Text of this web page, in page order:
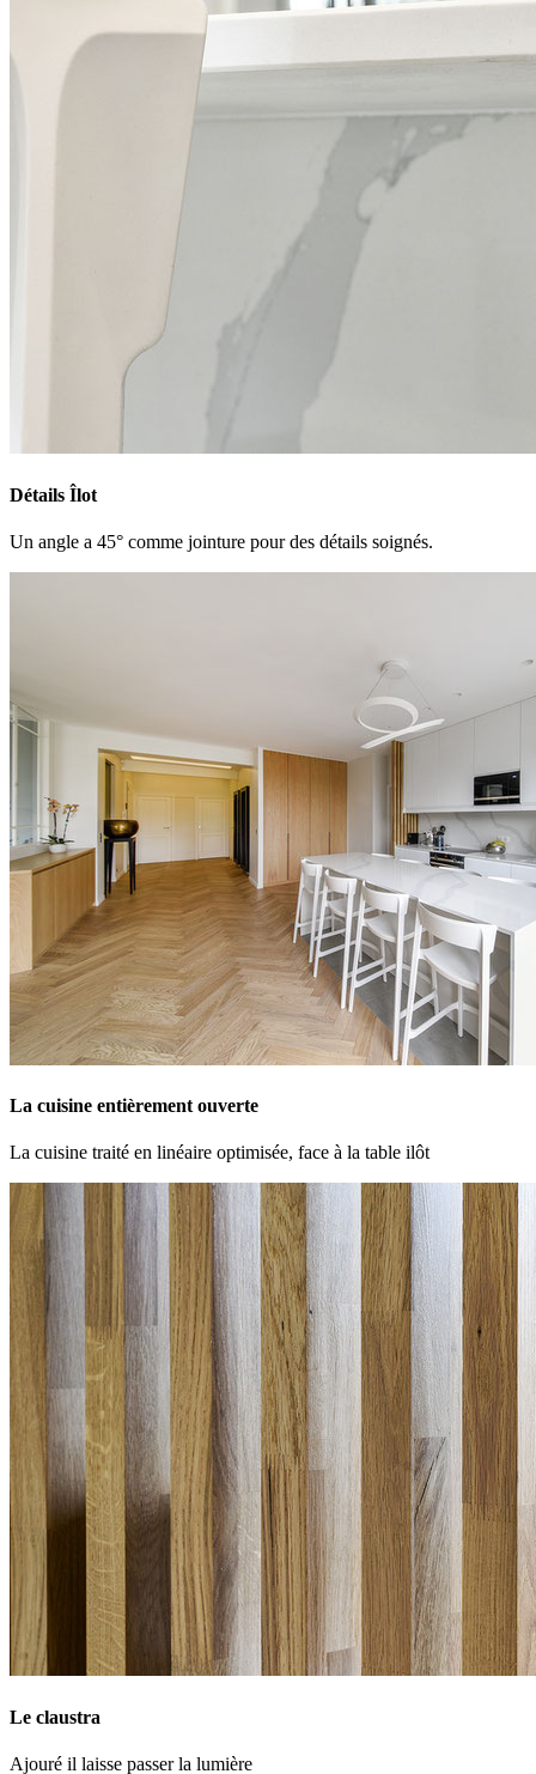
Détails Îlot
Un angle a 45° comme jointure pour des détails soignés.
La cuisine entièrement ouverte
La cuisine traité en linéaire optimisée, face à la table ilôt
Le claustra
Ajouré il laisse passer la lumière